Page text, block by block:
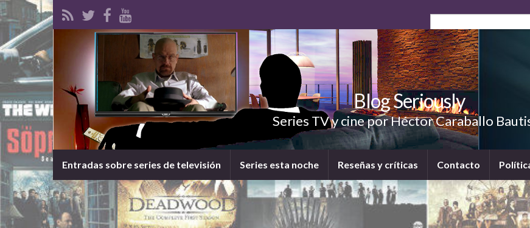
Blog Seriously
Series TV y cine por Héctor Caraballo
Entradas sobre series de televisión Series esta noche Reseñas y críticas Contacto